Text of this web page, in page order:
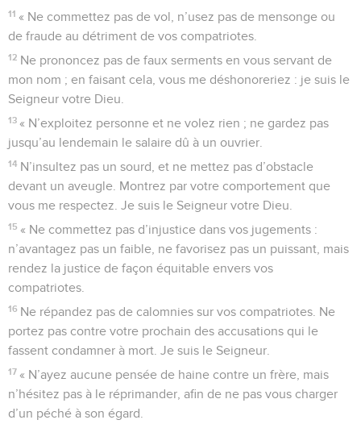
11 « Ne commettez pas de vol, n’usez pas de mensonge ou
de fraude au détriment de vos compatriotes.
12 Ne prononcez pas de faux serments en vous servant de
mon nom ; en faisant cela, vous me déshonoreriez : je suis le
Seigneur votre Dieu.
13 « N’exploitez personne et ne volez rien ; ne gardez pas
jusqu’au lendemain le salaire dû à un ouvrier.
14 N’insultez pas un sourd, et ne mettez pas d’obstacle
devant un aveugle. Montrez par votre comportement que
vous me respectez. Je suis le Seigneur votre Dieu.
15 « Ne commettez pas d’injustice dans vos jugements :
n’avantagez pas un faible, ne favorisez pas un puissant, mais
rendez la justice de façon équitable envers vos
compatriotes.
16 Ne répandez pas de calomnies sur vos compatriotes. Ne
portez pas contre votre prochain des accusations qui le
fassent condamner à mort. Je suis le Seigneur.
17 « N’ayez aucune pensée de haine contre un frère, mais
n’hésitez pas à le réprimander, afin de ne pas vous charger
d’un péché à son égard.